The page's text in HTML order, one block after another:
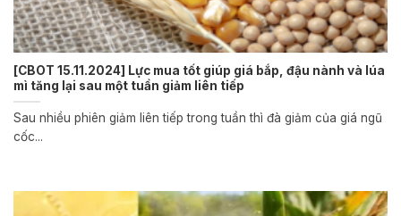
[CBOT 15.11.2024] Lực mua tốt giúp giá bắp, đậu nành và lúa
mì tăng lại sau một tuần giảm liên tiếp
Sau nhiều phiên giảm liên tiếp trong tuần thì đà giảm của giá ngũ
cốc...